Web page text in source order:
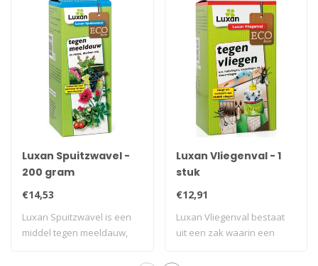
Luxan Spuitzwavel -
200 gram
€14,53
Luxan Spuitzwavel is een
middel tegen meeldauw,
Luxan Vliegenval - 1
stuk
€12,91
Luxan Vliegenval bestaat
uit een zak waarin een